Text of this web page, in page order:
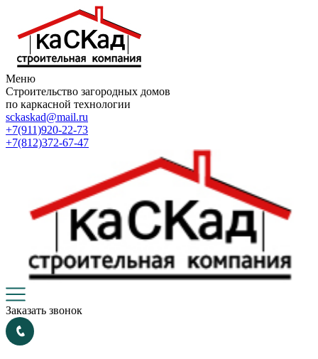
Меню
Строительство загородных домов
по каркасной технологии
sckaskad@mail.ru
+7(911)920-22-73
+7(812)372-67-47
Заказать звонок